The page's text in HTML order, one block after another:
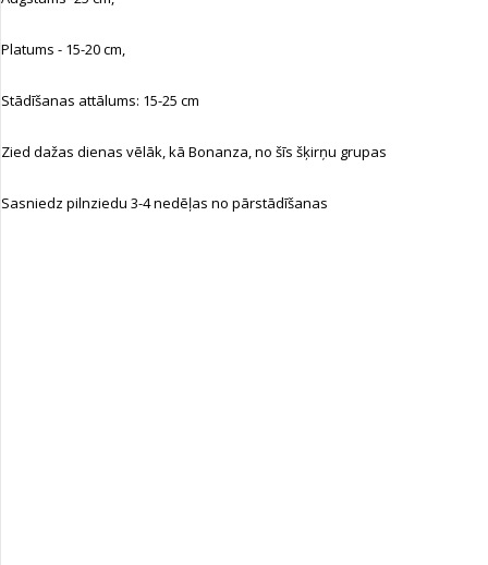
Platums - 15-20 cm,
Stādīšanas attālums: 15-25 cm
Zied dažas dienas vēlāk, kā Bonanza, no šīs šķirņu grupas
Sasniedz pilnziedu 3-4 nedēļas no pārstādīšanas